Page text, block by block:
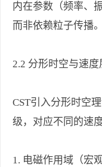
内在参数（频率、
而非依赖粒子传播。
2.2 分形时空与速
CST引入分形时空
级，对应不同的速度
1. 电磁作用域（宏